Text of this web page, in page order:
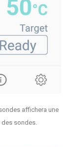
affichera une
des sondes.